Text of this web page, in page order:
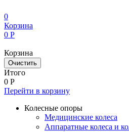
0
Корзина
0 Р
Корзина
Очистить
Итого
0 Р
Перейти в корзину
Колесные опоры
Медицинские колеса
Аппаратные колеса и